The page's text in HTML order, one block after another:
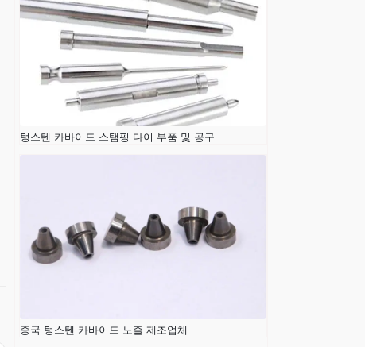
텅스텐 카바이드 스탬핑 다이 부품 및 공구
중국 텅스텐 카바이드 노즐 제조업체